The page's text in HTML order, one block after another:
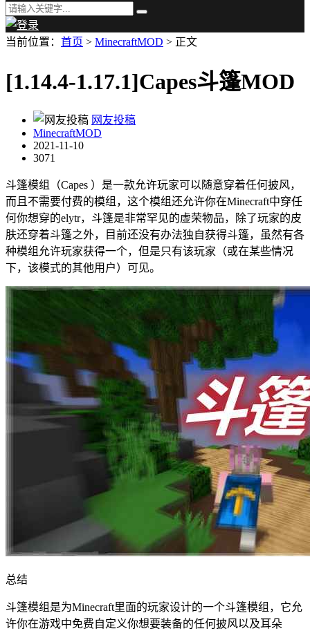
当前位置： 首页 > MinecraftMOD > 正文
[1.14.4-1.17.1]Capes斗篷MOD
网友投稿
MinecraftMOD
2021-11-10
3071
斗篷模组（Capes ）是一款允许玩家可以随意穿着任何披风，
而且不需要付费的模组，这个模组还允许你在Minecraft中穿任
何你想穿的elytr，斗篷是非常罕见的虚荣物品，除了玩家的皮
肤还穿着斗篷之外，目前还没有办法独自获得斗篷，虽然有各
种模组允许玩家获得一个，但是只有该玩家（或在某些情况
下，该模式的其他用户）可见。
总结
斗篷模组是为Minecraft里面的玩家设计的一个斗篷模组，它允
许你在游戏中免费自定义你想要装备的任何披风以及耳朵